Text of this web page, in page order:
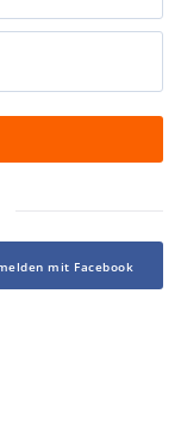
Login with Facebook